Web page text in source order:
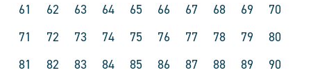
61
62 63 64 65 66 67 68 69
70
71
72 73 74 75 76 77 78 79
80
81
82 83 84 85 86 87 88 89
90